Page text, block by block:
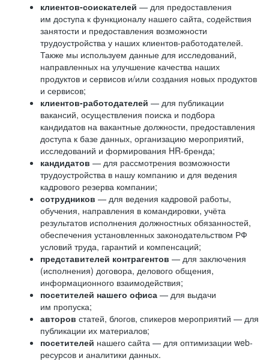
клиентов-соискателей — для предоставления
им доступа к функционалу нашего сайта, содействия
занятости и предоставления возможности
трудоустройства у наших клиентов-работодателей.
Также мы используем данные для исследований,
направленных на улучшение качества наших
продуктов и сервисов и/или создания новых продуктов
и сервисов;
клиентов-работодателей — для публикации
вакансий, осуществления поиска и подбора
кандидатов на вакантные должности, предоставления
доступа к базе данных, организацию мероприятий,
исследований и формирования HR-бренда;
кандидатов — для рассмотрения возможности
трудоустройства в нашу компанию и для ведения
кадрового резерва компании;
сотрудников — для ведения кадровой работы,
обучения, направления в командировки, учёта
результатов исполнения должностных обязанностей,
обеспечения установленных законодательством РФ
условий труда, гарантий и компенсаций;
представителей контрагентов — для заключения
(исполнения) договора, делового общения,
информационного взаимодействия;
посетителей нашего офиса — для выдачи
им пропуска;
авторов статей, блогов, спикеров мероприятий — для
публикации их материалов;
посетителей нашего сайта — для оптимизации web-
ресурсов и аналитики данных.